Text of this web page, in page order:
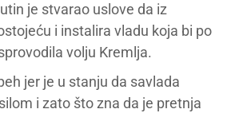
je stvarao uslove da iz
i instalira vladu koja bi po
volju Kremlja.
jer je u stanju da savlada
i zato što zna da je pretnja